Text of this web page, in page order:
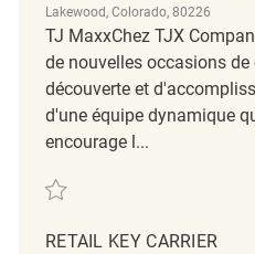
Lakewood, Colorado, 80226
TJ MaxxChez TJX
de nouvelles occasions de
découverte et
d'une équipe dynamique
encourage l...
Sauvegarder Retail Key Carrier
RETAIL KEY CARRIER